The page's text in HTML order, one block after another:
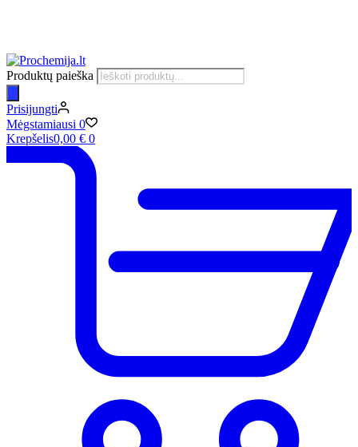
Produktų paieška
Prisijungti
Mėgstamiausi 0
Krepšelis0,00 € 0